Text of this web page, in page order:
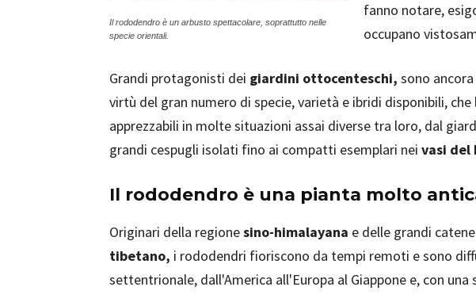
Il rododendro è un arbusto spettacolare, soprattutto nelle
specie orientali.
fanno notare,
occupano
Grandi protagonisti dei giardini ottocenteschi, sono
virtù del gran numero di specie, varietà e ibridi disponibili,
apprezzabili in molte situazioni assai diverse tra loro, dal
grandi cespugli isolati fino ai compatti esemplari nei vasi del
Il rododendro è una pianta molto
Originari della regionesino-himalayana e delle grandi
tibetano, i rododendri fioriscono da tempi remoti e sono
settentrionale, dall'America all'Europa al Giappone e, con una